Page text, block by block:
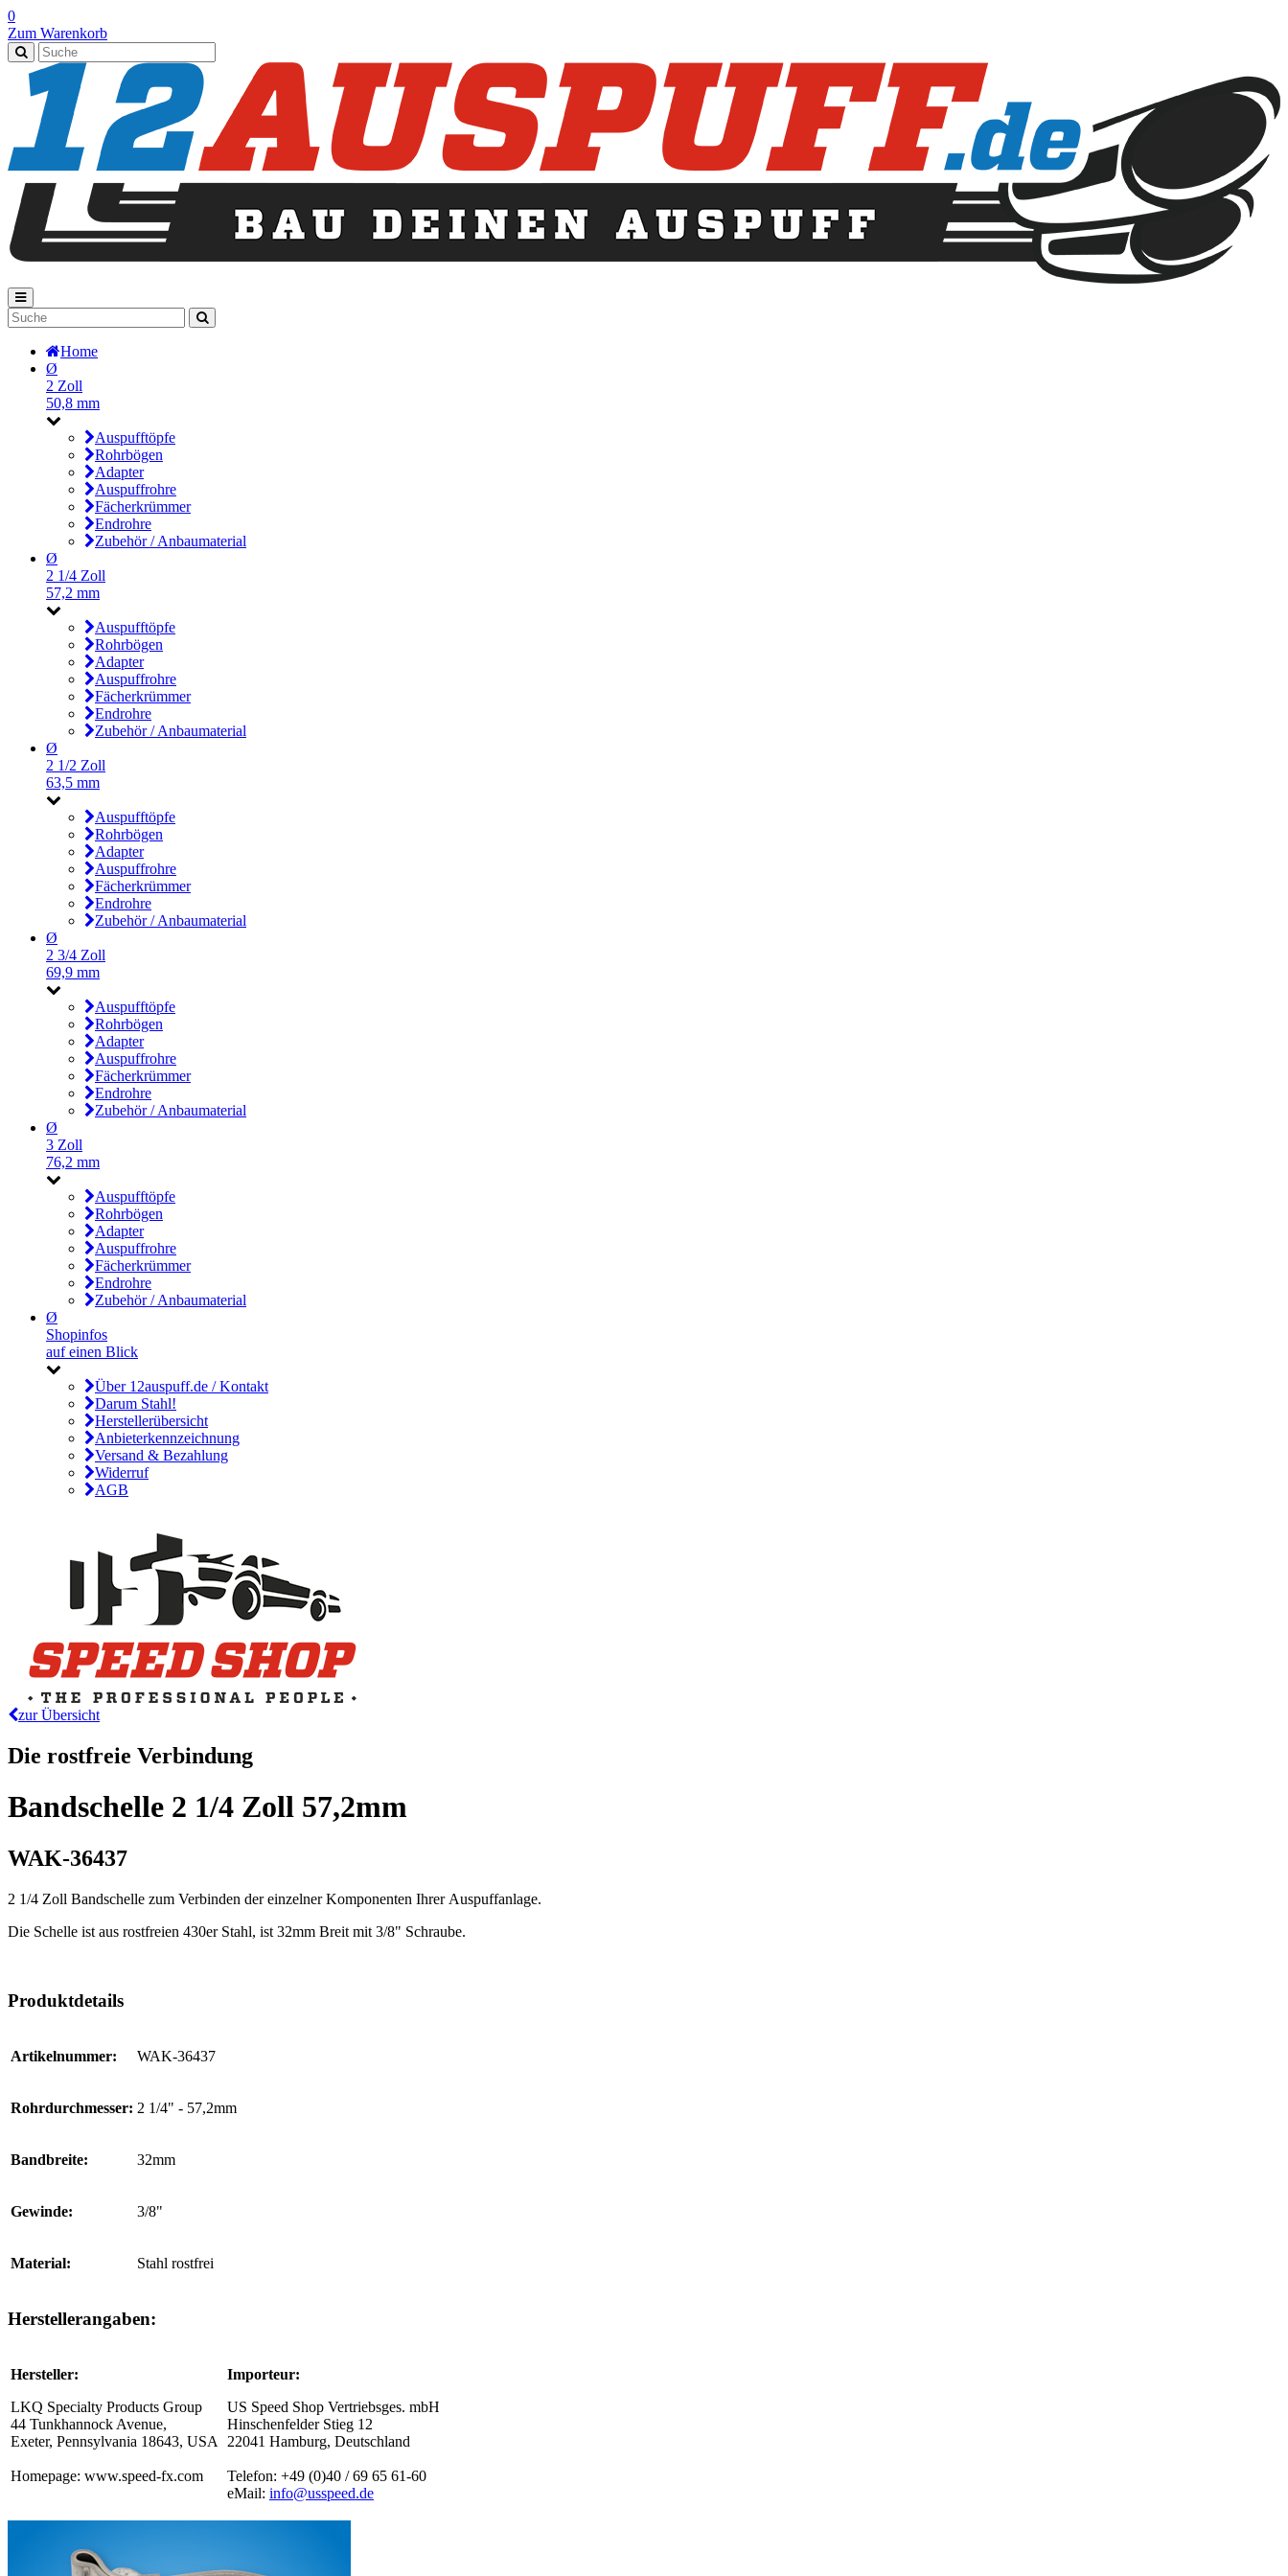
0
Zum Warenkorb
Home
Ø
2 Zoll
50,8 mm
Auspufftöpfe
Rohrbögen
Adapter
Auspuffrohre
Fächerkrümmer
Endrohre
Zubehör / Anbaumaterial
Ø
2 1/4 Zoll
57,2 mm
Auspufftöpfe
Rohrbögen
Adapter
Auspuffrohre
Fächerkrümmer
Endrohre
Zubehör / Anbaumaterial
Ø
2 1/2 Zoll
63,5 mm
Auspufftöpfe
Rohrbögen
Adapter
Auspuffrohre
Fächerkrümmer
Endrohre
Zubehör / Anbaumaterial
Ø
2 3/4 Zoll
69,9 mm
Auspufftöpfe
Rohrbögen
Adapter
Auspuffrohre
Fächerkrümmer
Endrohre
Zubehör / Anbaumaterial
Ø
3 Zoll
76,2 mm
Auspufftöpfe
Rohrbögen
Adapter
Auspuffrohre
Fächerkrümmer
Endrohre
Zubehör / Anbaumaterial
Ø
Shopinfos
auf einen Blick
Über 12auspuff.de / Kontakt
Darum Stahl!
Herstellerübersicht
Anbieterkennzeichnung
Versand & Bezahlung
Widerruf
AGB
zur Übersicht
Die rostfreie Verbindung
Bandschelle 2 1/4 Zoll 57,2mm
WAK-36437
2 1/4 Zoll Bandschelle zum Verbinden der einzelner Komponenten Ihrer Auspuffanlage.
Die Schelle ist aus rostfreien 430er Stahl, ist 32mm Breit mit 3/8" Schraube.
Produktdetails
Artikelnummer: WAK-36437
Rohrdurchmesser: 2 1/4" - 57,2mm
Bandbreite: 32mm
Gewinde: 3/8"
Material: Stahl rostfrei
Herstellerangaben:
Hersteller:
LKQ Specialty Products Group
44 Tunkhannock Avenue,
Exeter, Pennsylvania 18643, USA
Homepage: www.speed-fx.com
Importeur:
US Speed Shop Vertriebsges. mbH
Hinschenfelder Stieg 12
22041 Hamburg, Deutschland
Telefon: +49 (0)40 / 69 65 61-60
eMail: info@usspeed.de